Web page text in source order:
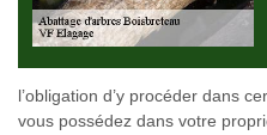
l’obligation d’y procéder dans
vous possédez dans votre